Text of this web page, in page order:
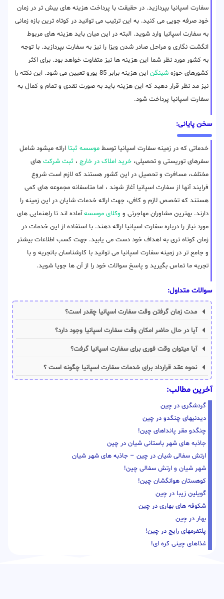
سفارت اسپانیا بپردازید. در حقیقت با پرداخت هزینه های بیش تر در زمان
خود صرفه جویی می کنید. به این ترتیب می توانید در کوتاه ترین بازه زمانی
به سفارت اسپانیا وارد شوید. البته در این میان باید هزینه های مربوط
انگشت نگاری و مراحل صادر شدن ویزا را نیز به سفارت بپردازید. با توجه
به کشور مورد نظر شما این هزینه ها نیز متفاوت خواهد بود. برای اکثر
کشورهای حوزه شینگن
این هزینه برابر 85 یورو تعیین می شود. این نکته را
نیز مد نظر قرار دهید که این هزینه باید به صورت نقدی و تمام و کمال به
سفارت اسپانیا پرداخت شود.
سخن پایانی:
خدماتی که در زمینه سفارت اسپانیا توسط موسسه ثبتا ارائه میشود شامل
سفرهای توریستی و تحصیلی، خرید املاک در خارج ، ثبت شرکت های
مختلف، مسافرت و تحصیل در این کشور هستند که لازم است شروع
فرایند آنها از سفارت اسپانیا آغاز شوند ، اما متاسفانه مجموعه های کمی
هستند که تخصص لازم و کافی، جهت ارائه خدمات شایان در این زمینه را
دارند. بهترین مشاوران مهاجرتی و وکلای موسسهآماده اند تا راهنمایی های
مورد نیاز را درباره سفارت اسپانیا ارائه دهند. با استفاده از این خدمات در
زمان کوتاه تری به اهداف خود دست می یابید. جهت کسب اطلاعات بیشتر
و جامع تر در زمینه سفارت اسپانیا می توانید با کارشناسان باتجربه و با
تجربه ما تماس بگیرید و پاسخ سوالات خود را از آن ها جویا شوید.
سوالات متداول:
مدت زمان گرفتن وقت سفارت اسپانیا چقدر است؟
آیا در حال حاضر امکان وقت سفارت اسپانیا وجود دارد؟
آیا میتوان وقت فوری برای سفارت اسپانیا گرفت؟
نحوه عقد قرارداد برای خدمات سفارت اسپانیا چگونه است ؟
آخرین مطالب:
گردشگری در چین
دیدنیهای چنگدو در چین
چنگدو مقر پانداهای چین!
جاذبه های شهر باستانی شیان در چین
ارتش سفالی شیان در چین – جاذبه های شهر شیان
شهر شیان و ارتش سفالی چین!
کوهستان هوانگشان چین!
گویلین زیبا در چین
شکوفه های بهاری در چین
بهار در چین
پلتفرمهای رایج در چین!
غذاهای چینی کره ای!